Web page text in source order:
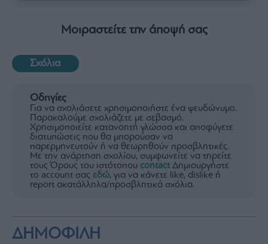
Μοιραστείτε την άποψή σας
Σχόλια
Οδηγίες
Για να σχολιάσετε χρησιμοποιήστε ένα ψευδώνυμο.
Παρακαλούμε σχολιάζετε με σεβασμό.
Χρησιμοποιείτε κατανοητή γλώσσα και αποφύγετε
διατυπώσεις που θα μπορούσαν να
παρερμηνευτούν ή να θεωρηθούν προσβλητικές.
Με την ανάρτηση σχολίου, συμφωνείτε να τηρείτε
τους Όρους του ιστότοπου contactΔημιουργήστε
το account σας εδώ, για να κάνετε like, dislike ή
report ακατάλληλα/προσβλητικά σχόλια.
ΔΗΜΟΦΙΛΗ